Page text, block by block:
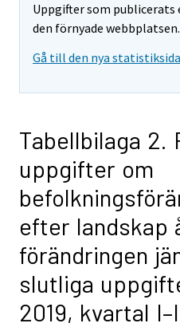
Uppgifter som publicerats
den förnyade webbplatsen.
Gå till den nya
Tabellbilaga 2.
uppgifter om
efter landskap
förändringen
slutliga
2019, kvartal